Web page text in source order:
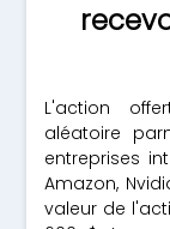
L'action
aléatoire
entreprises
Amazon,
valeur de